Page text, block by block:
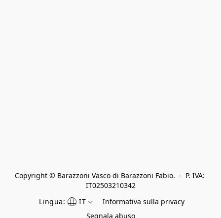
Copyright © Barazzoni Vasco di Barazzoni Fabio.  -  P. IVA:
IT02503210342
Lingua:
IT
Informativa sulla privacy
Segnala abuso